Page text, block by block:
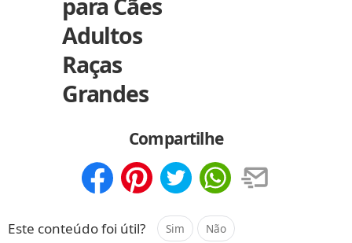
para Cães
Adultos
Raças
Grandes
Compartilhe
Este conteúdo foi útil? Sim Não